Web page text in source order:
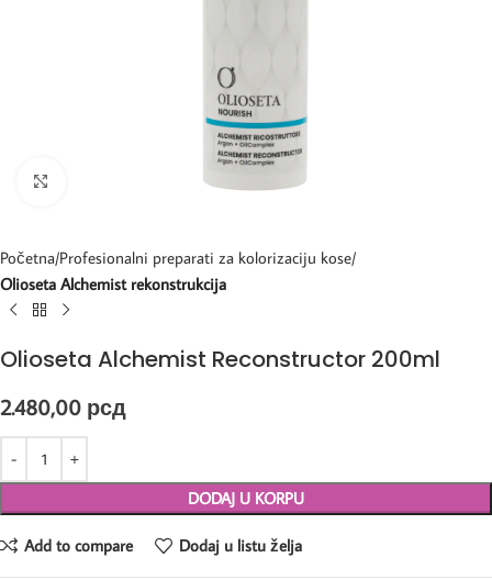
Početna Profesionalni preparati za kolorizaciju kose
Olioseta Alchemist rekonstrukcija
Olioseta Alchemist Reconstructor 200ml
2.480,00 рсд
DODAJ U KORPU
Add to compare Dodaj u listu želja